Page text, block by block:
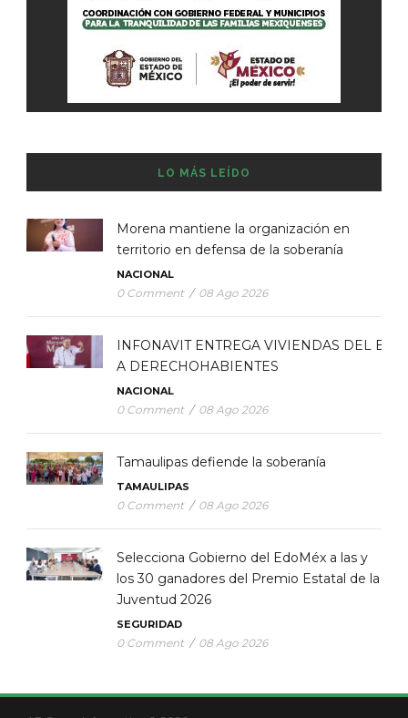
LO MÁS LEÍDO
Morena mantiene la organización en
territorio en defensa de la soberanía
NACIONAL
0 Comment / 08 Ago 2026
INFONAVIT ENTREGA VIVIENDAS DEL
A DERECHOHABIENTES
NACIONAL
0 Comment / 08 Ago 2026
Tamaulipas defiende la soberanía
TAMAULIPAS
0 Comment / 08 Ago 2026
Selecciona Gobierno del EdoMéx a las y
los 30 ganadores del Premio Estatal de la
Juventud 2026
SEGURIDAD
0 Comment / 08 Ago 2026